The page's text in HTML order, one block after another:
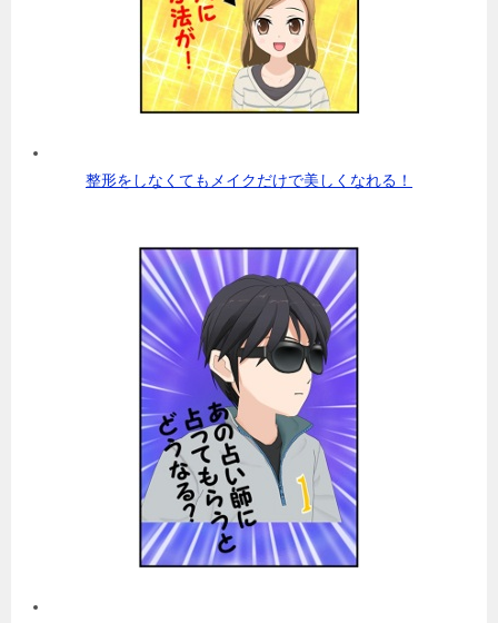
整形をしなくてもメイクだけで美しくなれる！